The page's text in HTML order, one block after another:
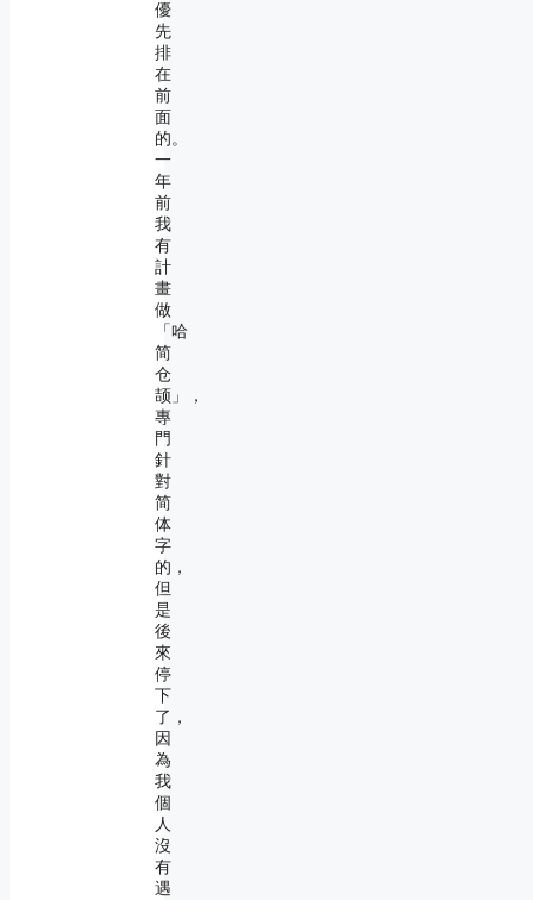
優
先
排
在
前
面
的。
一
年
前
我
有
計
畫
做
「哈
简
仓
颉」，
專
門
針
對
简
体
字
的，
但
是
後
來
停
下
了，
因
為
我
個
人
沒
有
遇